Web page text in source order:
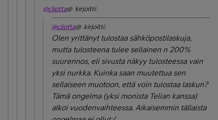
@cliotta@ kirjoitti:
@cliotta@ kirjoitti:
Olen yrittänyt tulostaa sähköpostilaskuja,
mutta tulosteena tulee sellainen n 200%
suurennos, eli sivusta näkyy tulosteessa vain
yksi nurkka. Kuinka saan muutettua sen
sellaiseen muotoon, että voin tulostaa laskun?
Tämä ongelma (yksi monista Telian kanssa)
alkoi vuodenvaihteessa. Aikaisemmin tällaista